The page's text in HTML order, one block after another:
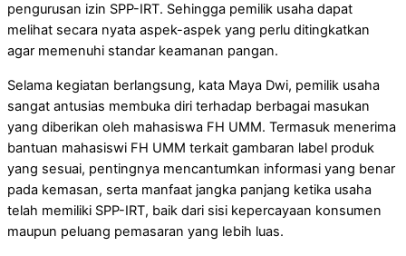
pengurusan izin SPP-IRT. Sehingga pemilik usaha dapat
melihat secara nyata aspek-aspek yang perlu ditingkatkan
agar memenuhi standar keamanan pangan.
Selama kegiatan berlangsung, kata Maya Dwi, pemilik usaha
sangat antusias membuka diri terhadap berbagai masukan
yang diberikan oleh mahasiswa FH UMM. Termasuk menerima
bantuan mahasiswi FH UMM terkait gambaran label produk
yang sesuai, pentingnya mencantumkan informasi yang benar
pada kemasan, serta manfaat jangka panjang ketika usaha
telah memiliki SPP-IRT, baik dari sisi kepercayaan konsumen
maupun peluang pemasaran yang lebih luas.